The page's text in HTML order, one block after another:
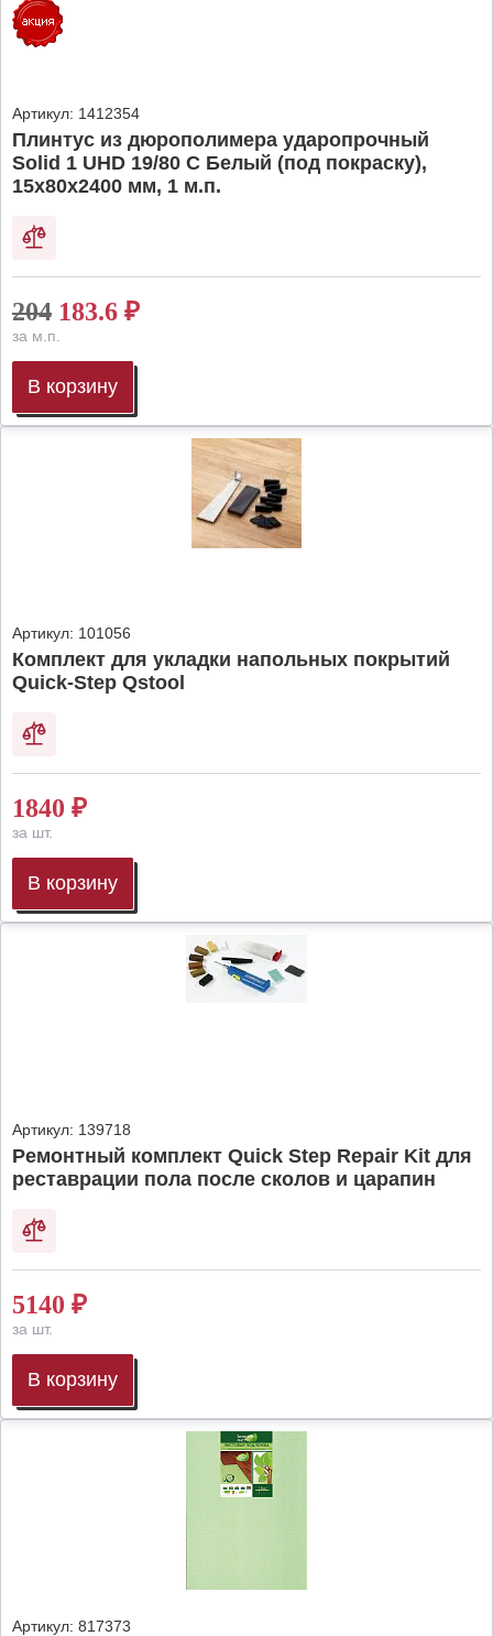
Артикул: 1412354
Плинтус из дюрополимера ударопрочный
Solid 1 UHD 19/80 C Белый (под покраску),
15х80х2400 мм, 1 м.п.
204 183.6 ₽
за м.п.
В корзину
Артикул: 101056
Комплект для укладки напольных покрытий
Quick-Step Qstool
1840 ₽
за шт.
В корзину
Артикул: 139718
Ремонтный комплект Quick Step Repair Kit для
реставрации пола после сколов и царапин
5140 ₽
за шт.
В корзину
Артикул: 817373